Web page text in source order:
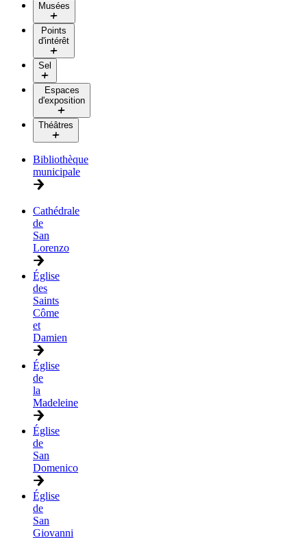
Musées
Points
d'intérêt
Sel
Espaces
d'exposition
Théâtres
Bibliothèque
municipale
Cathédrale
de
San
Lorenzo
Église
des
Saints
Côme
et
Damien
Église
de
la
Madeleine
Église
de
San
Domenico
Église
de
San
Giovanni